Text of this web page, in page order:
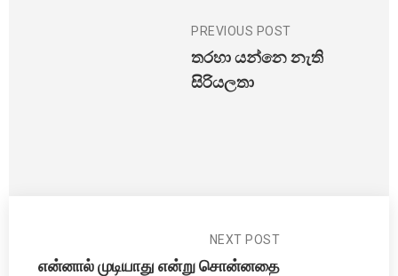
PREVIOUS POST
තරහා යන්නෙ නැති
සිරියලතා
NEXT POST
என்னால் முடியாது என்று சொன்னதை